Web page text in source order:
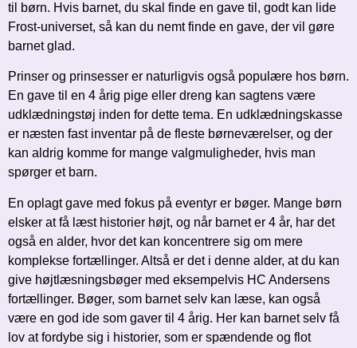
til børn. Hvis barnet, du skal finde en gave til, godt kan lide
Frost-universet, så kan du nemt finde en gave, der vil gøre
barnet glad.
Prinser og prinsesser er naturligvis også populære hos børn.
En gave til en 4 årig pige eller dreng kan sagtens være
udklædningstøj inden for dette tema. En udklædningskasse
er næsten fast inventar på de fleste børneværelser, og der
kan aldrig komme for mange valgmuligheder, hvis man
spørger et barn.
En oplagt gave med fokus på eventyr er bøger. Mange børn
elsker at få læst historier højt, og når barnet er 4 år, har det
også en alder, hvor det kan koncentrere sig om mere
komplekse fortællinger. Altså er det i denne alder, at du kan
give højtlæsningsbøger med eksempelvis HC Andersens
fortællinger. Bøger, som barnet selv kan læse, kan også
være en god ide som gaver til 4 årig. Her kan barnet selv få
lov at fordybe sig i historier, som er spændende og flot